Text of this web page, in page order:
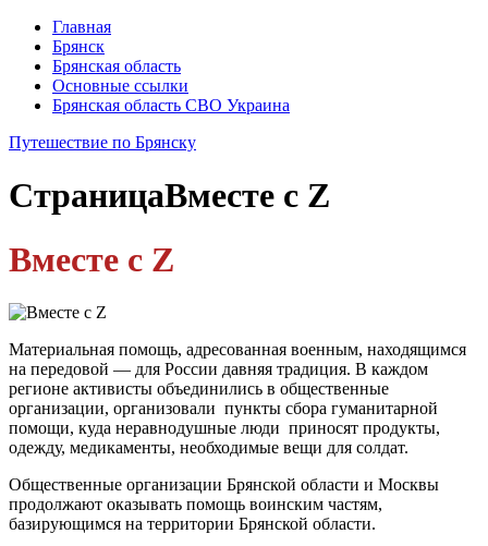
Главная
Брянск
Брянская область
Основные ссылки
Брянская область СВО Украина
Путешествие по Брянску
СтраницаВместе c Z
Вместе c Z
Материальная помощь, адресованная военным, находящимся
на передовой — для России давняя традиция. В каждом
регионе активисты объединились в общественные
организации, организовали пункты сбора гуманитарной
помощи, куда неравнодушные люди приносят продукты,
одежду, медикаменты, необходимые вещи для солдат.
Общественные организации Брянской области и Москвы
продолжают оказывать помощь воинским частям,
базирующимся на территории Брянской области.